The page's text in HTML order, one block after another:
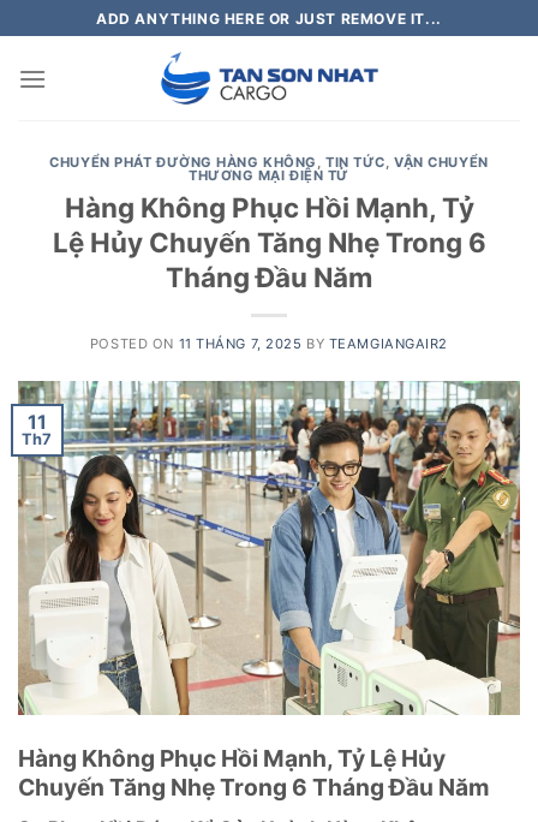
to
content
ADD ANYTHING HERE OR JUST REMOVE IT...
CHUYỂN PHÁT ĐƯỜNG HÀNG KHÔNG ,TIN TỨC,VẬN CHUYỂN
THƯƠNG MẠI ĐIỆN TỬ
Hàng Không Phục Hồi Mạnh, Tỷ
Lệ Hủy Chuyến Tăng Nhẹ Trong 6
Tháng Đầu Năm
POSTED ON 11 THÁNG 7, 2025 BY TEAMGIANGAIR2
11
Th7
Hàng Không Phục Hồi Mạnh, Tỷ Lệ Hủy
Chuyến Tăng Nhẹ Trong 6 Tháng Đầu Năm